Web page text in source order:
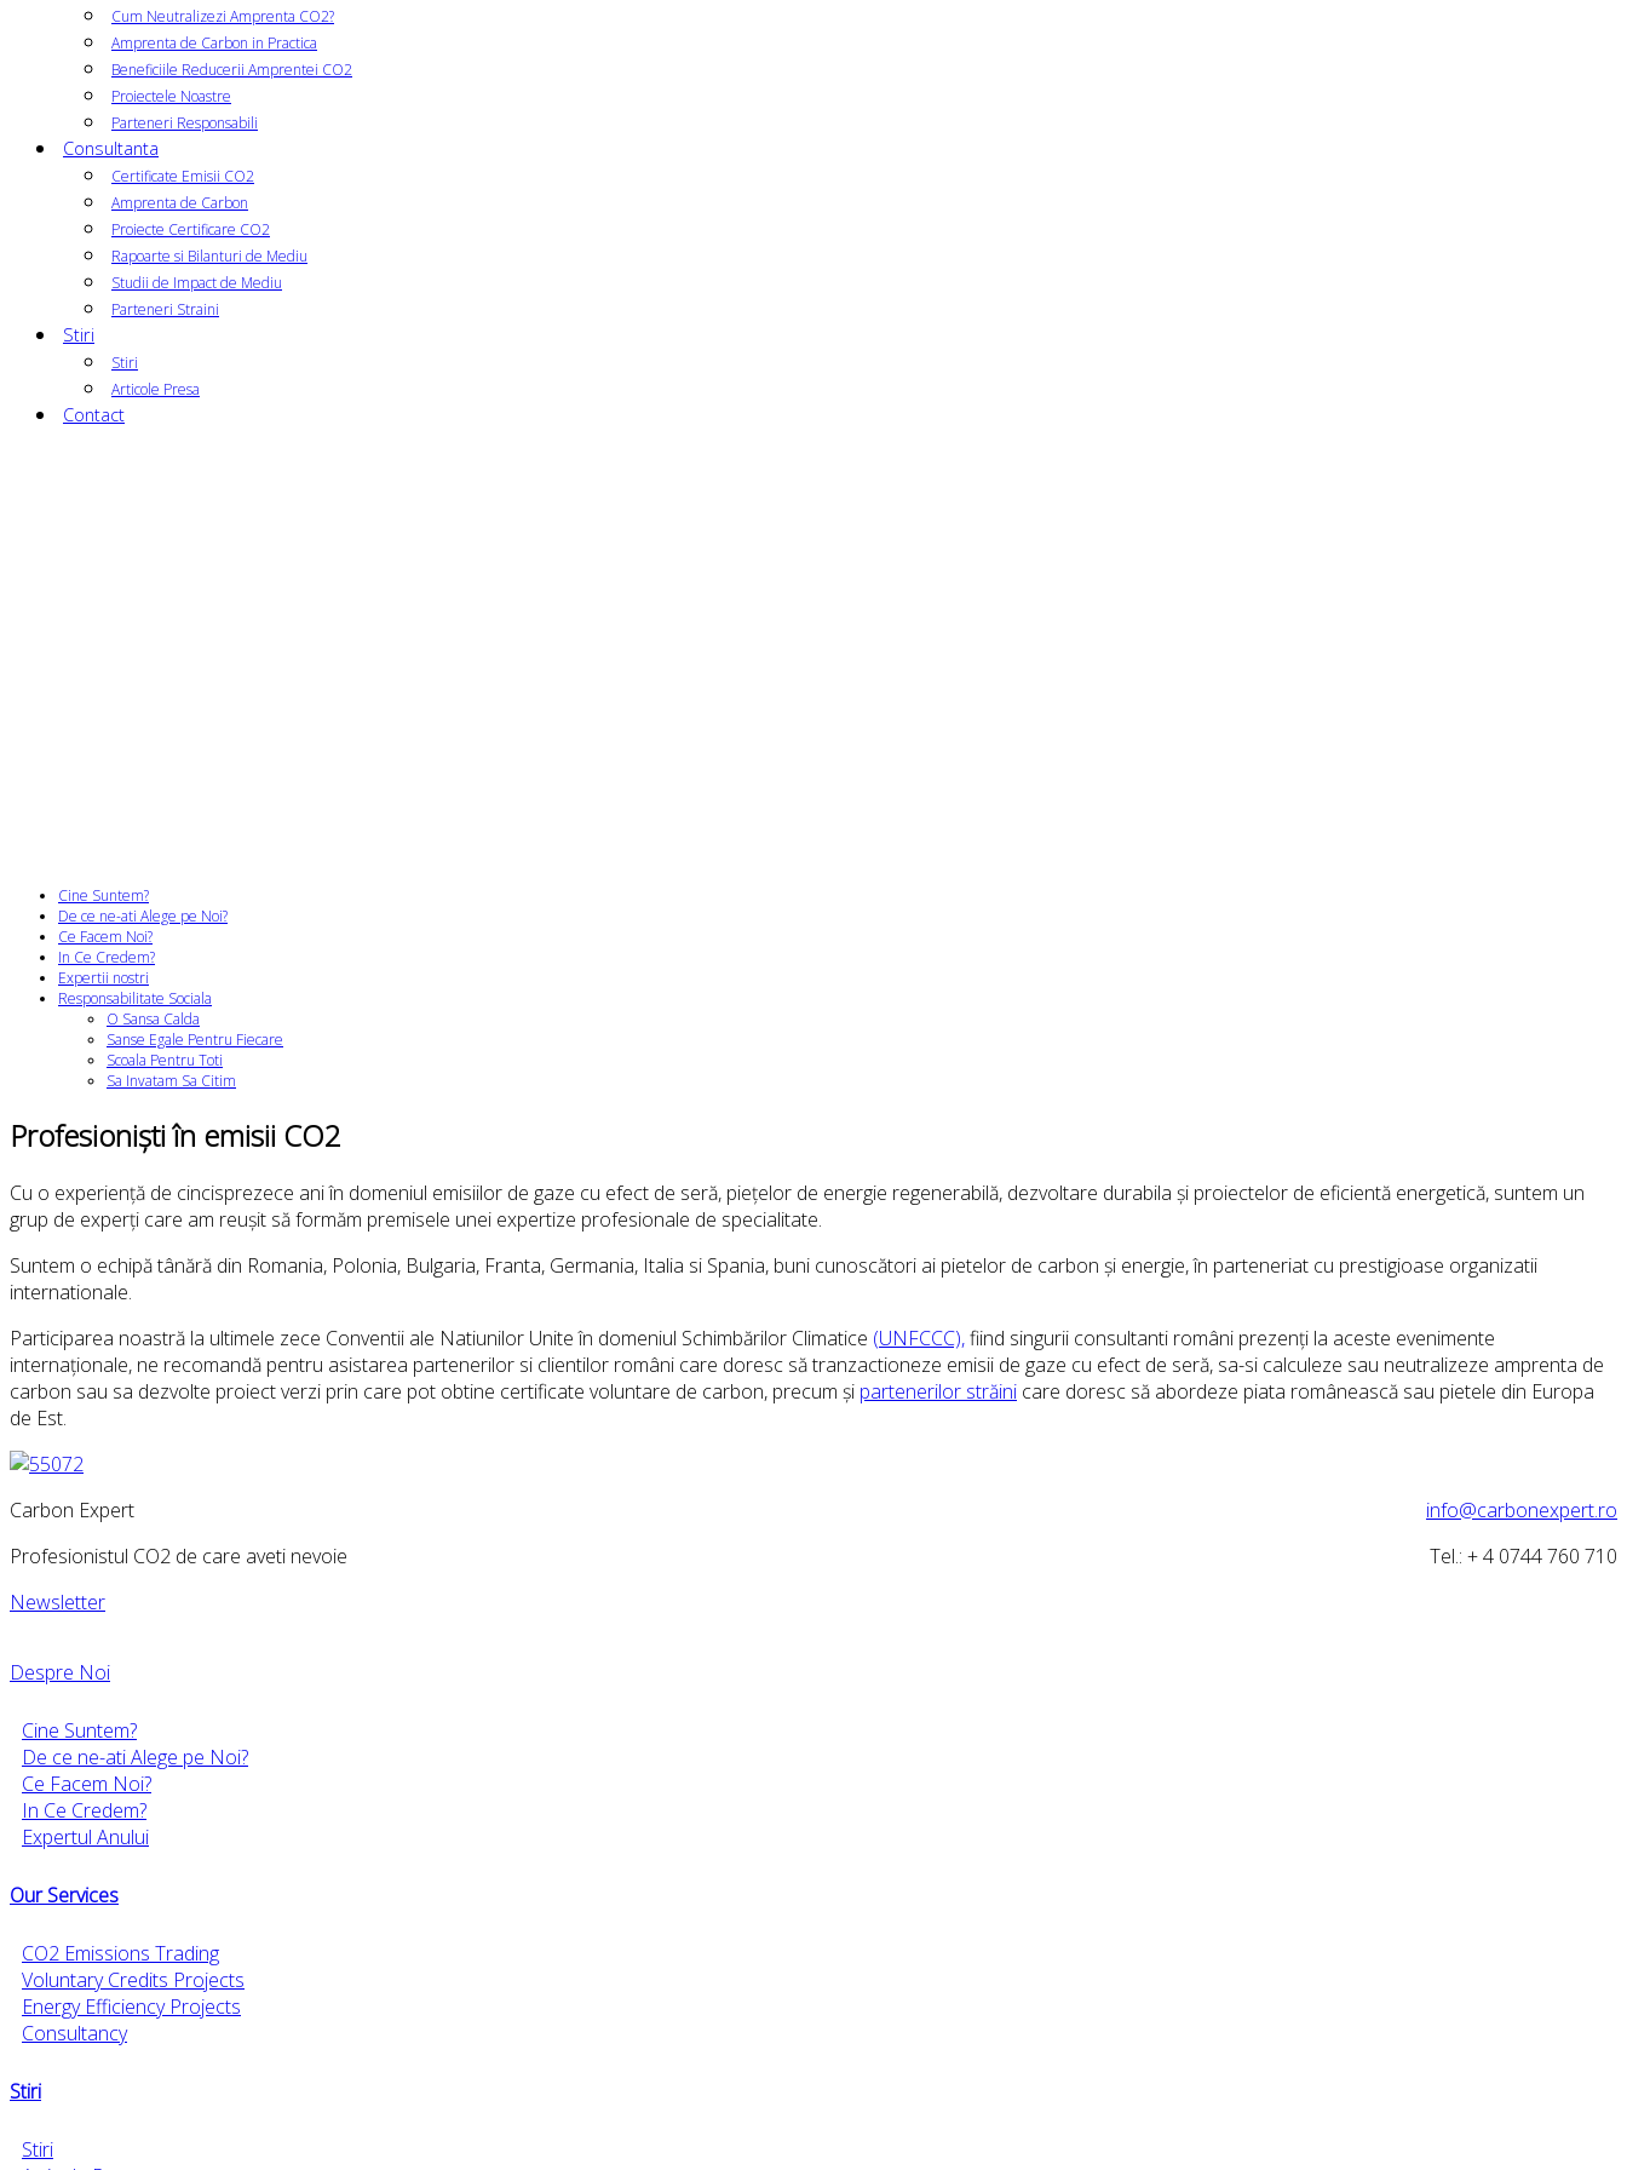
Cum Neutralizezi Amprenta CO2?
Amprenta de Carbon in Practica
Beneficiile Reducerii Amprentei CO2
Proiectele Noastre
Parteneri Responsabili
Consultanta
Certificate Emisii CO2
Amprenta de Carbon
Proiecte Certificare CO2
Rapoarte si Bilanturi de Mediu
Studii de Impact de Mediu
Parteneri Straini
Stiri
Stiri
Articole Presa
Contact
Cine Suntem?
De ce ne-ati Alege pe Noi?
Ce Facem Noi?
In Ce Credem?
Expertii nostri
Responsabilitate Sociala
O Sansa Calda
Sanse Egale Pentru Fiecare
Scoala Pentru Toti
Sa Invatam Sa Citim
Profesioniști în emisii CO2
Cu o experiență de cincisprezece ani în domeniul emisiilor de gaze cu efect de seră, piețelor de energie regenerabilă, dezvoltare durabila și proiectelor de eficientă energetică, suntem un
grup de experți care am reușit să formăm premisele unei expertize profesionale de specialitate.
Suntem o echipă tânără din Romania, Polonia, Bulgaria, Franta, Germania, Italia si Spania, buni cunoscători ai pietelor de carbon și energie, în parteneriat cu prestigioase organizatii
internationale.
Participarea noastră la ultimele zece Conventii ale Natiunilor Unite în domeniul Schimbărilor Climatice (UNFCCC),fiind singurii consultanti români prezenți la aceste evenimente
internaționale, ne recomandă pentru asistarea partenerilor si clientilor români care doresc să tranzactioneze emisii de gaze cu efect de seră, sa-si calculeze sau neutralizeze amprenta de
carbon sau sa dezvolte proiect verzi prin care pot obtine certificate voluntare de carbon, precum și partenerilor străini care doresc să abordeze piata românească sau pietele din Europa
de Est.
Carbon Expert
info@carbonexpert.ro
Profesionistul CO2 de care aveti nevoie
Tel.: + 4 0744 760 710
Newsletter
Despre Noi
Cine Suntem?
De ce ne-ati Alege pe Noi?
Ce Facem Noi?
In Ce Credem?
Expertul Anului
Our Services
CO2 Emissions Trading
Voluntary Credits Projects
Energy Efficiency Projects
Consultancy
Stiri
Stiri